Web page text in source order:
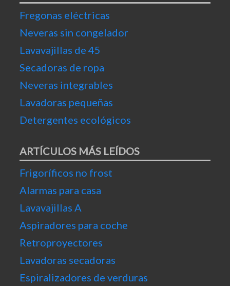
Fregonas eléctricas
Neveras sin congelador
Lavavajillas de 45
Secadoras de ropa
Neveras integrables
Lavadoras pequeñas
Detergentes ecológicos
ARTÍCULOS MÁS LEÍDOS
Frigoríficos no frost
Alarmas para casa
Lavavajillas A
Aspiradores para coche
Retroproyectores
Lavadoras secadoras
Espiralizadores de verduras